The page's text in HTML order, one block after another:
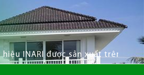
INARI được sản xuất trên dây